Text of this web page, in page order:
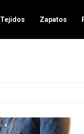
Tejidos Zapatos